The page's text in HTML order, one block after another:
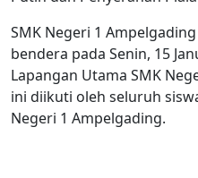
SMK Negeri 1
bendera pada Senin, 15
Lapangan Utama SMK
ini diikuti oleh seluruh
Negeri 1 Ampelgading.